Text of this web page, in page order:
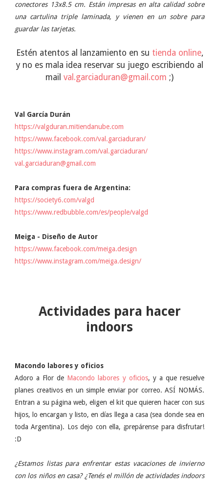
conectores 13x8.5 cm. Están impresas en alta calidad sobre
una cartulina triple laminada, y vienen en un sobre para
guardar las tarjetas.
Estén atentos al lanzamiento en su tienda online,
y no es mala idea reservar su juego escribiendo al
mail val.garciaduran@gmail.com ;)
Val García Durán
https://valgduran.mitiendanube.com
https://www.facebook.com/val.garciaduran/
https://www.instagram.com/val.garciaduran/
val.garciaduran@gmail.com
Para compras fuera de Argentina:
https://society6.com/valgd
https://www.redbubble.com/es/people/valgd
Meiga - Diseño de Autor
https://www.facebook.com/meiga.design
https://www.instagram.com/meiga.design/
Actividades para hacer
indoors
Macondo labores y oficios
Adoro a Flor de Macondo labores y oficios, y a que resuelve
planes creativos en un simple enviar por correo. ASÍ NOMÁS.
Entran a su página web, eligen el kit que quieren hacer con sus
hijos, lo encargan y listo, en días llega a casa (sea donde sea en
toda Argentina). Los dejo con ella, ¡prepárense para disfrutar!
:D
¿Estamos listas para enfrentar estas vacaciones de invierno
con los niños en casa? ¿Tenés el millón de actividades indoors